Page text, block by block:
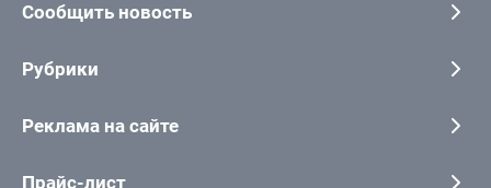
Сообщить новость
Рубрики
Реклама на сайте
Прайс-лист